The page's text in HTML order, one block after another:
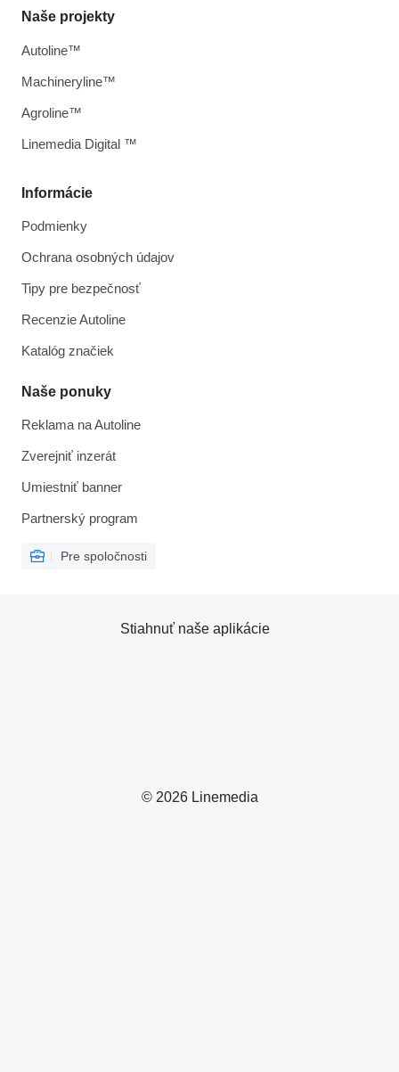
Informácie
Podmienky
Ochrana osobných údajov
Tipy pre bezpečnosť
Recenzie Autoline
Katalóg značiek
Naše ponuky
Reklama na Autoline
Zverejniť inzerát
Umiestniť banner
Partnerský program
Pre spoločnosti
Naše projekty
Autoline™
Machineryline™
Agroline™
Linemedia Digital ™
© 2026 Linemedia
Stiahnuť naše aplikácie